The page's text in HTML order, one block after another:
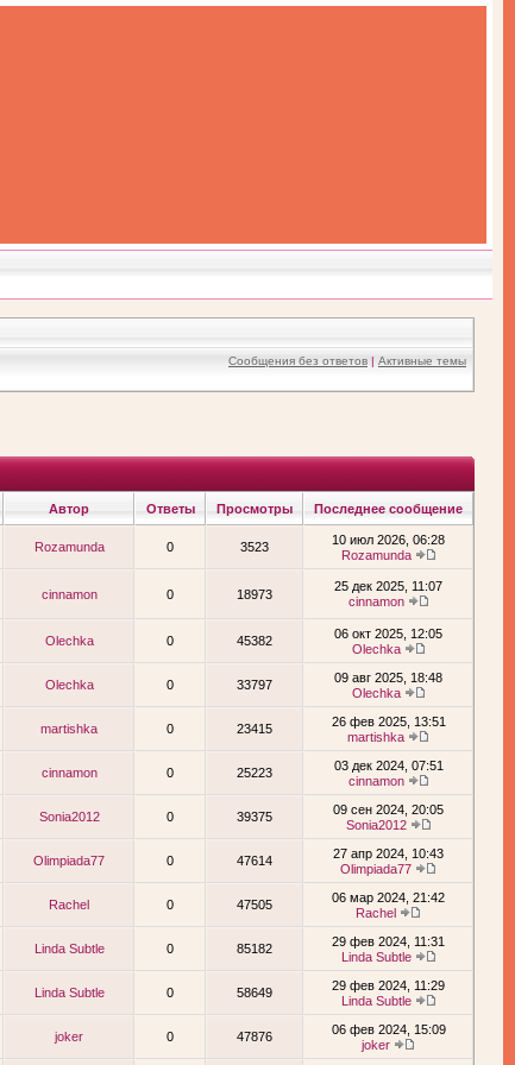
Сообщения без ответов | Активные темы
Автор Ответы Просмотры Последнее сообщение
Rozamunda 0 3523
10 июл 2026, 06:28
Rozamunda
cinnamon 0 18973
25 дек 2025, 11:07
cinnamon
Olechka 0 45382
06 окт 2025, 12:05
Olechka
Olechka 0 33797
09 авг 2025, 18:48
Olechka
martishka 0 23415
26 фев 2025, 13:51
martishka
cinnamon 0 25223
03 дек 2024, 07:51
cinnamon
Sonia2012 0 39375
09 сен 2024, 20:05
Sonia2012
Olimpiada77 0 47614
27 апр 2024, 10:43
Olimpiada77
Rachel 0 47505
06 мар 2024, 21:42
Rachel
Linda Subtle 0 85182
29 фев 2024, 11:31
Linda Subtle
Linda Subtle 0 58649
29 фев 2024, 11:29
Linda Subtle
joker 0 47876
06 фев 2024, 15:09
joker